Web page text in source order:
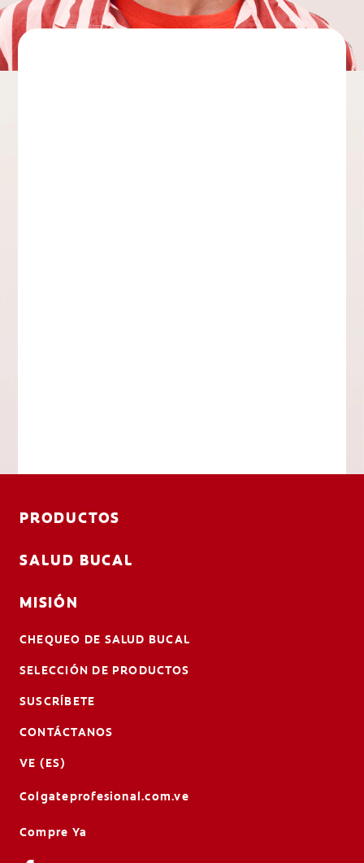
PRODUCTOS
SALUD BUCAL
MISIÓN
CHEQUEO DE SALUD BUCAL
SELECCIÓN DE PRODUCTOS
SUSCRÍBETE
CONTÁCTANOS
VE (ES)
Colgateprofesional.com.ve
Compre Ya